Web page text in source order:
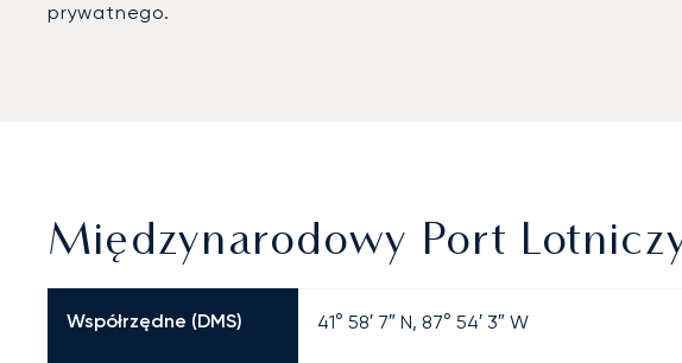
prywatnego.
Międzynarodowy Port
Współrzędne (DMS) 41° 58′ 7″ N, 87° 54′ 3″ W